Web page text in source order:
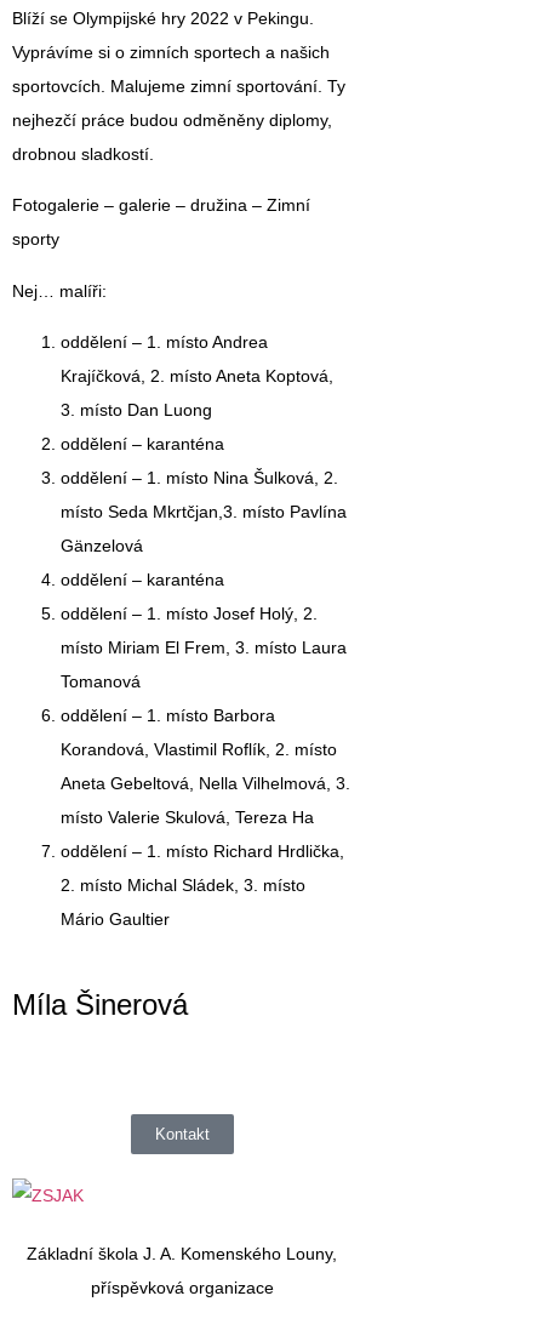
Blíží se Olympijské hry 2022 v Pekingu.
Vyprávíme si o zimních sportech a našich
sportovcích. Malujeme zimní sportování . Ty
nejhezčí práce budou odměněny diplomy,
drobnou sladkostí.
Fotogalerie – galerie – družina – Zimní
sporty
Nej… malíři:
oddělení – 1. místo Andrea
Krajíčková,
2. místo Aneta Koptová,
3. místo Dan Luong
oddělení – karanténa
oddělení – 1. místo Nina Šulková , 2.
místo Seda Mkrtčjan,3. místo Pavlína
Gänzelová
oddělení – karanténa
oddělení – 1. místo Josef Holý, 2.
místo Miriam El Frem, 3. místo Laura
Tomanová
oddělení – 1. místo Barbora
Korandová Vlastimil Roflík , 2. místo
Aneta Gebeltová, Nella Vilhelmová, 3.
místo Valerie Skulová, Tereza Ha
oddělení – 1. místo Richard Hrdlička,
2. místo Michal Sládek, 3. místo
Mário Gaultier
Míla Šinerová
Kontakt
Základní škola J. A. Komenského Louny,
příspěvková organizace